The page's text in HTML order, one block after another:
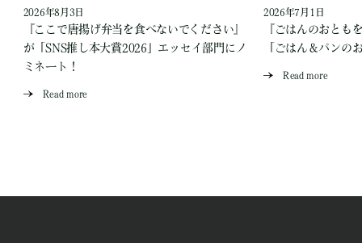
2026年8月3日
『ここで唐揚げ弁当を食べないでください』
が「SNS推し本大賞2026」エッセイ部門にノ
ミネート！
Read more
2026年7月1日
『ごはんのおとも
「ごはん＆パンの
Read more